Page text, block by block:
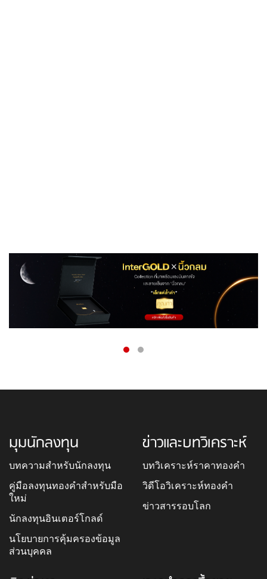
มุมนักลงทุน
บทความสำหรับนักลงทุน
คู่มือลงทุนทองคำสำหรับมือ
ใหม่
นักลงทุนอินเตอร์โกลด์
นโยบายการคุ้มครองข้อมูล
ส่วนบุคคล
ข่าวและบทวิเคราะห์
บทวิเคราะห์ราคาทองคำ
วิดีโอวิเคราะห์ทองคำ
ข่าวสารรอบโลก